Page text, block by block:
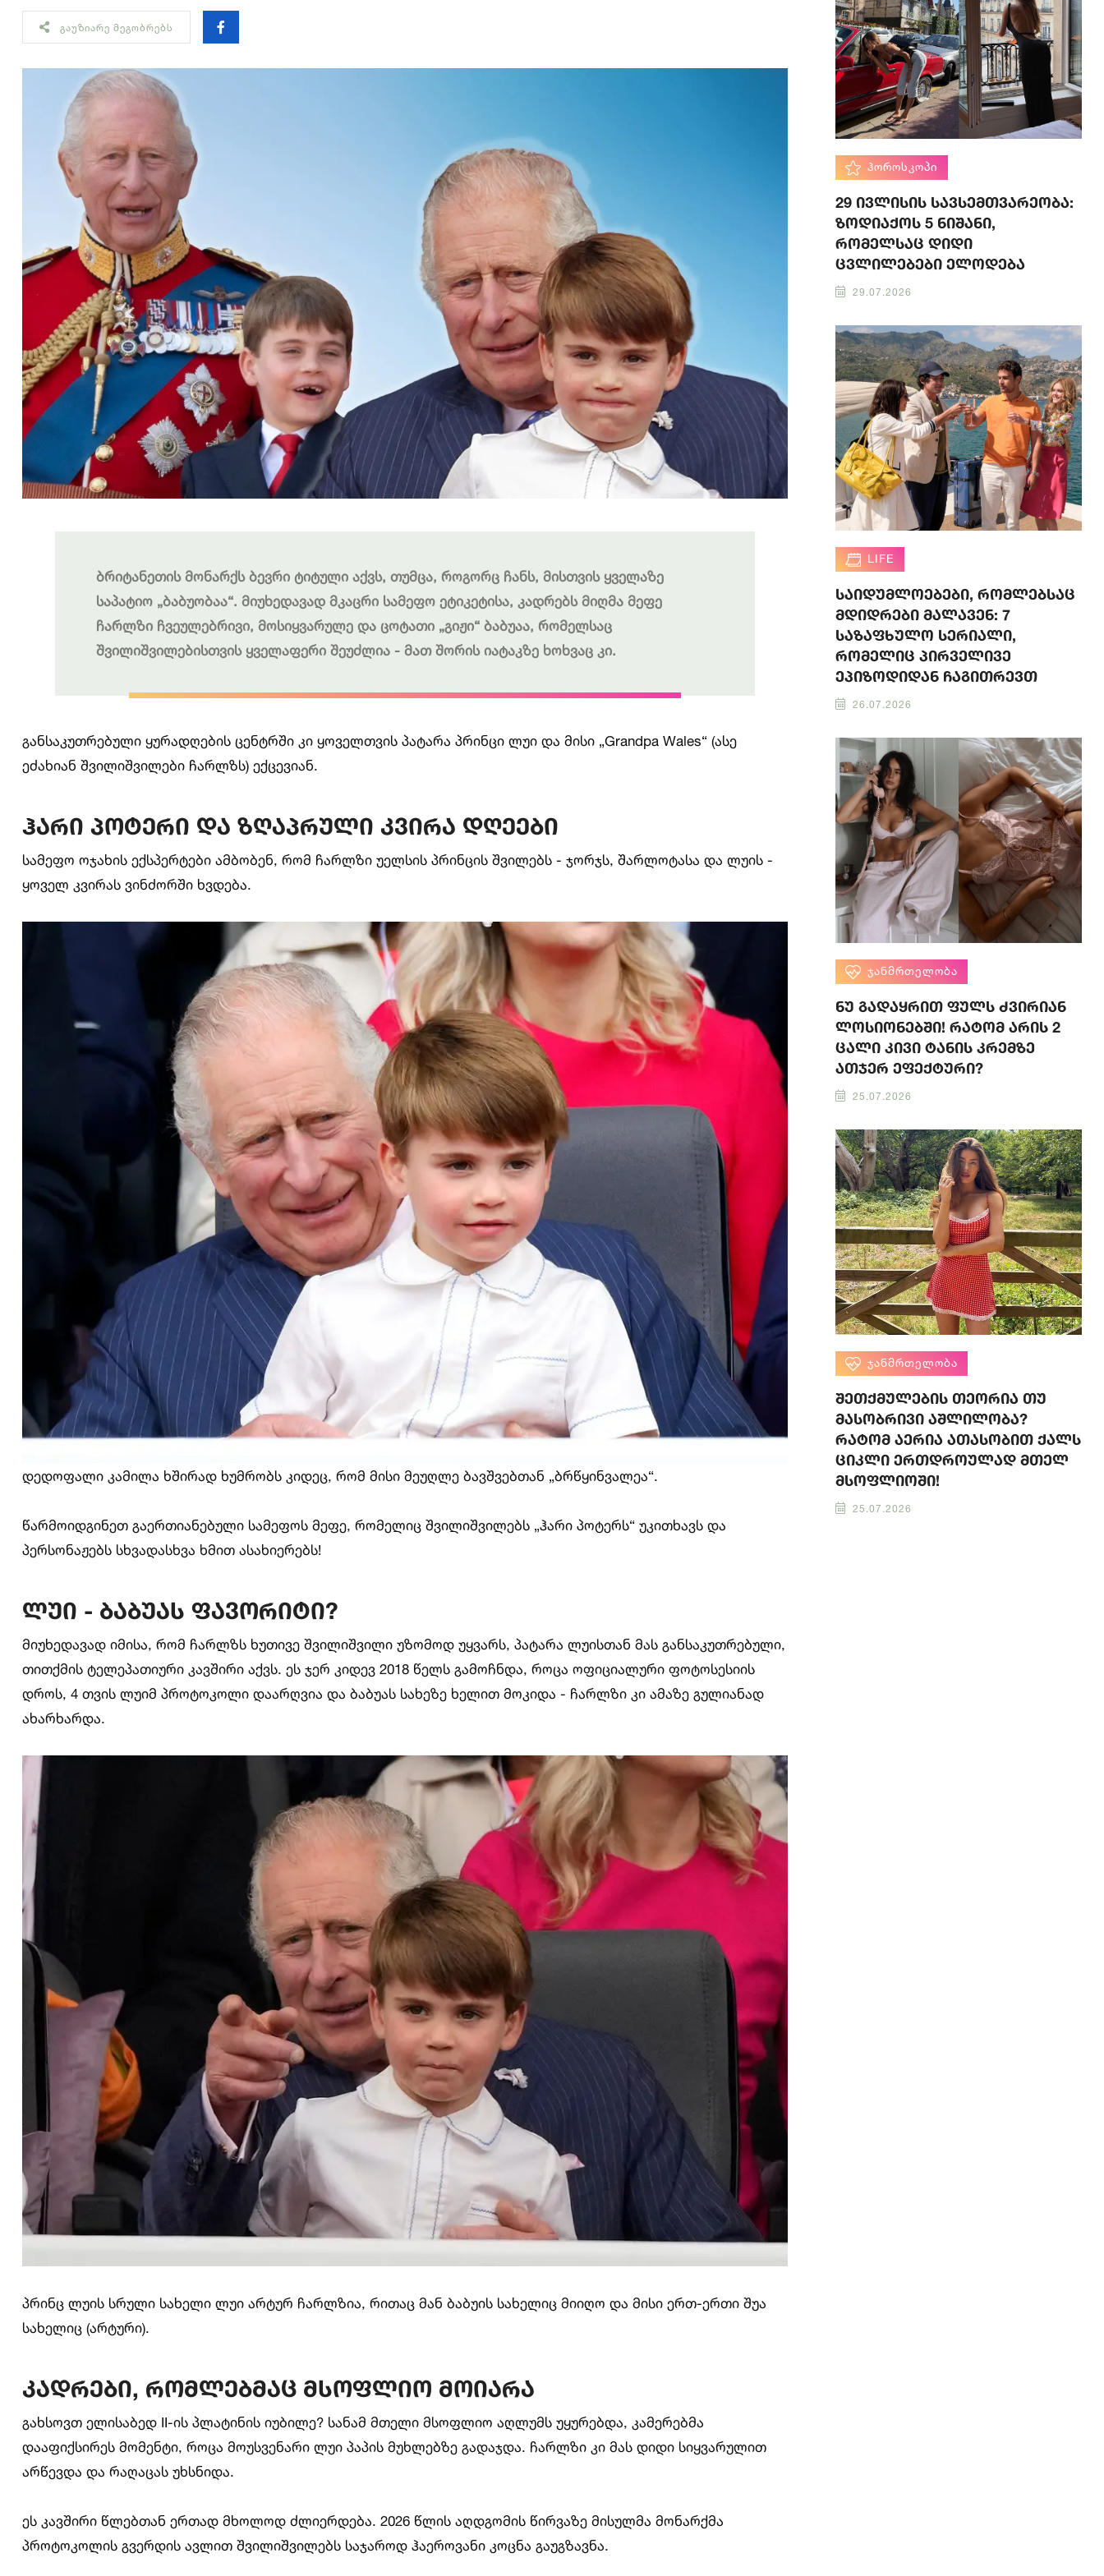
ᲒᲐᲣᲖᲘᲐᲠᲔ ᲛᲔᲒᲝᲑᲠᲔᲑᲡ
ბრიტანეთის მონარქს ბევრი ტიტული აქვს, თუმცა, როგორც ჩანს, მისთვის ყველაზე
საპატიო „ბაბუობაა“. მიუხედავად მკაცრი სამეფო ეტიკეტისა, კადრებს მიღმა მეფე
ჩარლზი ჩვეულებრივი, მოსიყვარულე და ცოტათი „გიჟი“ ბაბუაა, რომელსაც
შვილიშვილებისთვის ყველაფერი შეუძლია - მათ შორის იატაკზე ხოხვაც კი.
განსაკუთრებული ყურადღების ცენტრში კი ყოველთვის პატარა პრინცი ლუი და მისი „Grandpa Wales“ (ასე
ეძახიან შვილიშვილები ჩარლზს) ექცევიან.
ჰარი პოტერი და ზღაპრული კვირა დღეები
სამეფო ოჯახის ექსპერტები ამბობენ, რომ ჩარლზი უელსის პრინცის შვილებს - ჯორჯს, შარლოტასა და ლუის -
ყოველ კვირას ვინძორში ხვდება.
დედოფალი კამილა ხშირად ხუმრობს კიდეც, რომ მისი მეუღლე ბავშვებთან „ბრწყინვალეა“.
წარმოიდგინეთ გაერთიანებული სამეფოს მეფე, რომელიც შვილიშვილებს „ჰარი პოტერს“ უკითხავს და
პერსონაჟებს სხვადასხვა ხმით ასახიერებს!
ლუი - ბაბუას ფავორიტი?
მიუხედავად იმისა, რომ ჩარლზს ხუთივე შვილიშვილი უზომოდ უყვარს, პატარა ლუისთან მას განსაკუთრებული,
თითქმის ტელეპათიური კავშირი აქვს. ეს ჯერ კიდევ 2018 წელს გამოჩნდა, როცა ოფიციალური ფოტოსესიის
დროს, 4 თვის ლუიმ პროტოკოლი დაარღვია და ბაბუას სახეზე ხელით მოკიდა - ჩარლზი კი ამაზე გულიანად
ახარხარდა.
პრინც ლუის სრული სახელი ლუი არტურ ჩარლზია, რითაც მან ბაბუის სახელიც მიიღო და მისი ერთ-ერთი შუა
სახელიც (არტური).
კადრები, რომლებმაც მსოფლიო მოიარა
გახსოვთ ელისაბედ II-ის პლატინის იუბილე? სანამ მთელი მსოფლიო აღლუმს უყურებდა, კამერებმა
დააფიქსირეს მომენტი, როცა მოუსვენარი ლუი პაპის მუხლებზე გადაჯდა. ჩარლზი კი მას დიდი სიყვარულით
არწევდა და რაღაცას უხსნიდა.
ეს კავშირი წლებთან ერთად მხოლოდ ძლიერდება. 2026 წლის აღდგომის წირვაზე მისულმა მონარქმა
პროტოკოლის გვერდის ავლით შვილიშვილებს საჯაროდ ჰაეროვანი კოცნა გაუგზავნა.
ᲰᲝᲠᲝᲡᲙᲝᲞᲘ
29 ივლისის სავსემთვარეობა:
ზოდიაქოს 5 ნიშანი,
რომელსაც დიდი
ცვლილებები ელოდება
29.07.2026
LIFE
საიდუმლოებები, რომლებსაც
მდიდრები მალავენ: 7
საზაფხულო სერიალი,
რომელიც პირველივე
ეპიზოდიდან ჩაგითრევთ
26.07.2026
ᲯᲐᲜᲛᲠᲗᲔᲚᲝᲑᲐ
ნუ გადაყრით ფულს ძვირიან
ლოსიონებში! რატომ არის 2
ცალი კივი ტანის კრემზე
ათჯერ ეფექტური?
25.07.2026
ᲯᲐᲜᲛᲠᲗᲔᲚᲝᲑᲐ
შეთქმულების თეორია თუ
მასობრივი აშლილობა?
რატომ აერია ათასობით ქალს
ციკლი ერთდროულად მთელ
მსოფლიოში!
25.07.2026